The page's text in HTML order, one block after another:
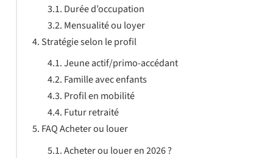
Durée d’occupation
Mensualité ou loyer
Stratégie selon le profil
Jeune actif/primo-accédant
Famille avec enfants
Profil en mobilité
Futur retraité
FAQ Acheter ou louer
Acheter ou louer en 2026 ?